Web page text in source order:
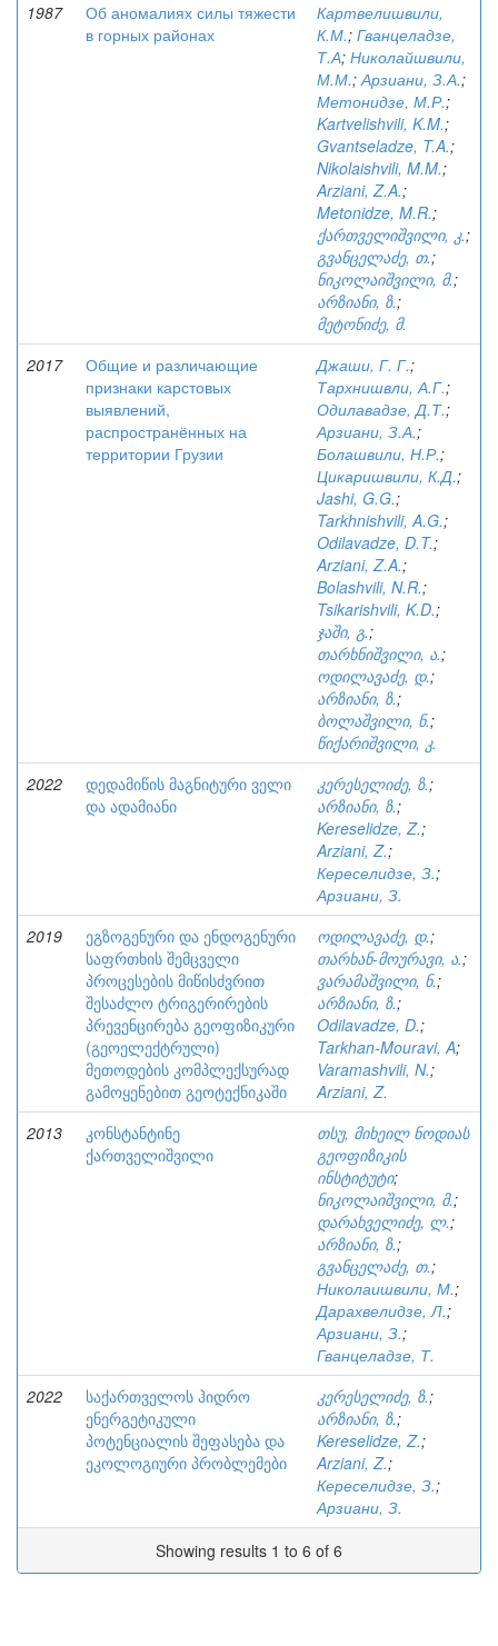
1987
Об аномалиях силы тяжести
в горных районах
Картвелишвили,
К.М.; Гванцеладзе,
Т.А; Николайшвили,
М.М.;Арзиани, З.А.;
Метонидзе, М.Р.;
Kartvelishvili, K.M.;
Gvantseladze, T.A.;
Nikolaishvili, M.M.;
Arziani, Z.A.;
Metonidze, M.R.;
ქართველიშვილი, კ.;
გვანცელაძე, თ.;
ნიკოლაიშვილი, მ.;
არზიანი, ზ.;
მეტონიძე, მ.
2017
Общие и различающие
признаки карстовых
выявлений,
распространённых на
территории Грузии
Джаши, Г. Г.;
Тархнишвли, А.Г.;
Одилавадзе, Д.Т.;
Арзиани, З.А.;
Болашвили, Н.Р.;
Цикаришвили, К.Д.;
Jashi, G.G.;
Tarkhnishvili, A.G.;
Odilavadze, D.T.;
Arziani, Z.A.;
Bolashvili, N.R.;
Tsikarishvili, K.D.;
ჯაში, გ.;
თარხნიშვილი, ა.;
ოდილავაძე, დ.;
არზიანი, ზ.;
ბოლაშვილი, ნ.;
წიქარიშვილი, კ.
2022
დედამიწის მაგნიტური ველი
და ადამიანი
კერესელიძე, ზ.;
არზიანი, ზ.;
Kereselidze, Z.;
Arziani, Z.;
Кереселидзе, З.;
Арзиани, З.
2019
ეგზოგენური და ენდოგენური
საფრთხის შემცველი
პროცესების მიწისძვრით
შესაძლო ტრიგერირების
პრევენცირება გეოფიზიკური
(გეოელექტრული)
მეთოდების კომპლექსურად
გამოყენებით გეოტექნიკაში
ოდილავაძე, დ.;
თარხან-მოურავი, ა.;
ვარამაშვილი, ნ.;
არზიანი, ზ.;
Odilavadze, D.;
Tarkhan-Mouravi, A;
Varamashvili, N.;
Arziani, Z.
2013
კონსტანტინე
ქართველიშვილი
თსუ, მიხეილ ნოდიას
გეოფიზიკის
ინსტიტუტი;
ნიკოლაიშვილი, მ.;
დარახველიძე, ლ.;
არზიანი, ზ.;
გვანცელაძე, თ.;
Николаишвили, М.;
Дарахвелидзе, Л.;
Арзиани, З.;
Гванцеладзе, Т.
2022
საქართველოს ჰიდრო
ენერგეტიკული
პოტენციალის შეფასება და
ეკოლოგიური პრობლემები
კერესელიძე, ზ.;
არზიანი, ზ.;
Kereselidze, Z.;
Arziani, Z.;
Кереселидзе, З.;
Арзиани, З.
Showing results 1 to 6 of 6